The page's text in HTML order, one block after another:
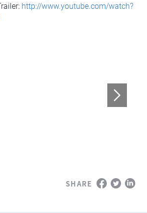
http://www.youtube.com/watch?
SHARE